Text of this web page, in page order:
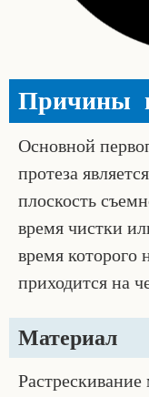
Причины
Основной
протеза
плоскость
время чистки
время которого
приходится на
Материал
Растрескивание